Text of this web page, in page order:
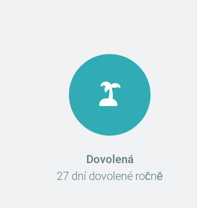
Dovolená
27 dní dovolené ročně